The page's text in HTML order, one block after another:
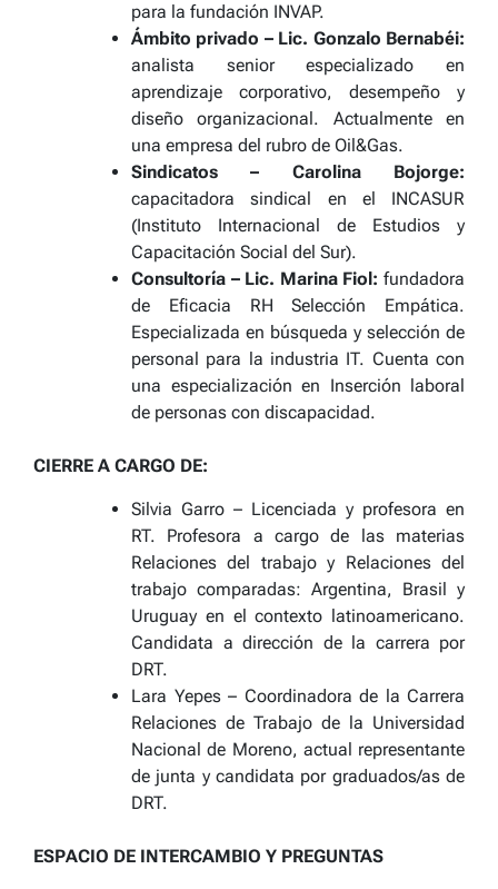
para la fundación INVAP.
Ámbito privado – Lic. Gonzalo Bernabéi:
analista senior especializado en
aprendizaje corporativo, desempeño y
diseño organizacional. Actualmente en
una empresa del rubro de Oil&Gas.
Sindicatos – Carolina Bojorge:
capacitadora sindical en el INCASUR
(Instituto Internacional de Estudios y
Capacitación Social del Sur).
Consultoría – Lic. Marina Fiol: fundadora
de Eficacia RH Selección Empática.
Especializada en búsqueda y selección de
personal para la industria IT. Cuenta con
una especialización en Inserción laboral
de personas con discapacidad.
CIERRE A CARGO DE:
Silvia Garro – Licenciada y profesora en
RT. Profesora a cargo de las materias
Relaciones del trabajo y Relaciones del
trabajo comparadas: Argentina, Brasil y
Uruguay en el contexto latinoamericano.
Candidata a dirección de la carrera por
DRT.
Lara Yepes – Coordinadora de la Carrera
Relaciones de Trabajo de la Universidad
Nacional de Moreno, actual representante
de junta y candidata por graduados/as de
DRT.
ESPACIO DE INTERCAMBIO Y PREGUNTAS